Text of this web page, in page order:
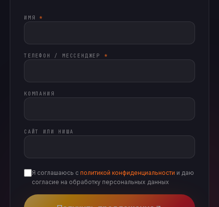
ИМЯ *
ТЕЛЕФОН / МЕССЕНДЖЕР *
КОМПАНИЯ
САЙТ ИЛИ НИША
Я соглашаюсь с политикой конфиденциальности и даю
согласие на обработку персональных данных